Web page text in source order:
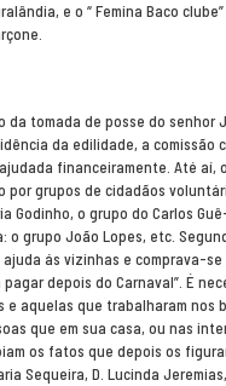
e o “ Femina Baco
da tomada de posse do senhor
da edilidade, a comissão
financeiramente. Até aí,
por grupos de cidadãos
Godinho, o grupo do Carlos
o grupo João Lopes, etc.
ajuda ás vizinhas e comprava-
depois do Carnaval”. É
e aquelas que trabalharam nos
que em sua casa, ou nas
os fatos que depois os
Sequeira, D. Lucinda